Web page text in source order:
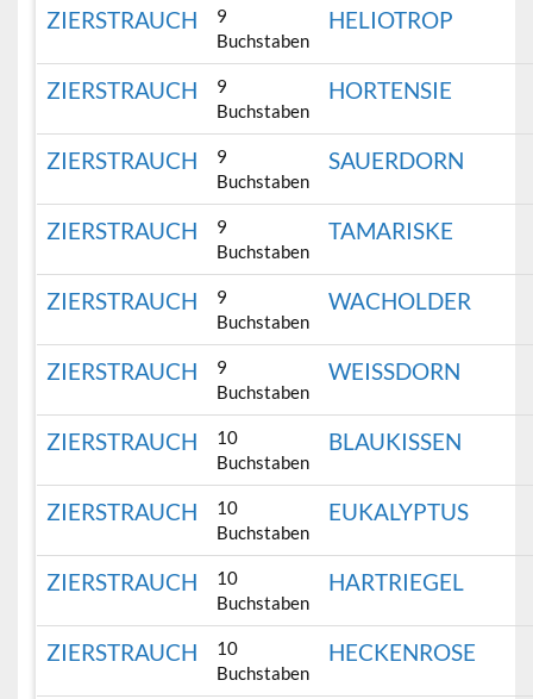
ZIERSTRAUCH
9
Buchstaben
HELIOTROP
ZIERSTRAUCH
9
Buchstaben
HORTENSIE
ZIERSTRAUCH
9
Buchstaben
SAUERDORN
ZIERSTRAUCH
9
Buchstaben
TAMARISKE
ZIERSTRAUCH
9
Buchstaben
WACHOLDER
ZIERSTRAUCH
9
Buchstaben
WEISSDORN
ZIERSTRAUCH
10
Buchstaben
BLAUKISSEN
ZIERSTRAUCH
10
Buchstaben
EUKALYPTUS
ZIERSTRAUCH
10
Buchstaben
HARTRIEGEL
ZIERSTRAUCH
10
Buchstaben
HECKENROSE